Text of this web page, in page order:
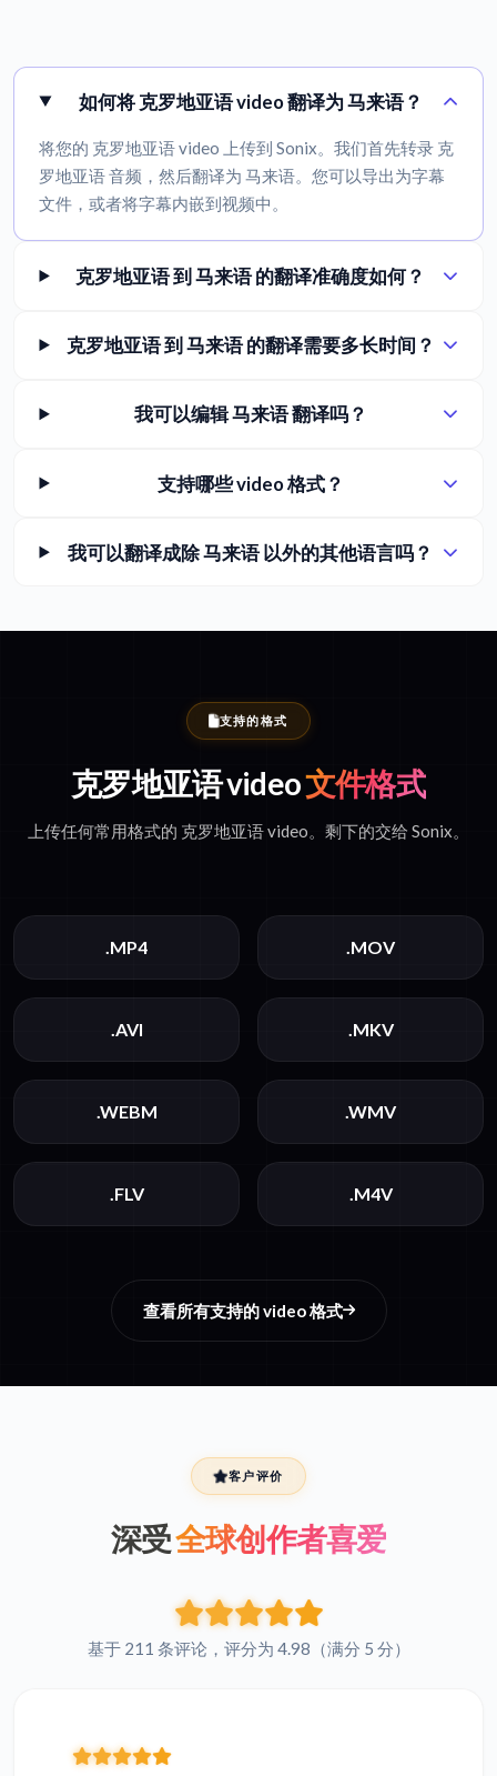
如何将 克罗地亚语 video 翻译为 马来语？
将您的 克罗地亚语 video 上传到 Sonix。我们首先转录 克
罗地亚语 音频，然后翻译为 马来语。您可以导出为字幕
文件，或者将字幕内嵌到视频中。
克罗地亚语 到 马来语 的翻译准确度如何？
克罗地亚语 到 马来语 的翻译需要多长时间？
我可以编辑 马来语 翻译吗？
支持哪些 video 格式？
我可以翻译成除 马来语 以外的其他语言吗？
支持的格式
克罗地亚语 video文件格式
上传任何常用格式的 克罗地亚语 video。剩下的交给 Sonix。
.MP4 .MOV
.AVI .MKV
.WEBM .WMV
.FLV .M4V
查看所有支持的 video 格式
客户评价
深受全球创作者喜爱
基于 211 条评论，评分为 4.98（满分 5 分）